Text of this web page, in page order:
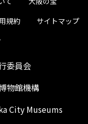
規約
サイトマップ
委員会
物館機構
City Museums